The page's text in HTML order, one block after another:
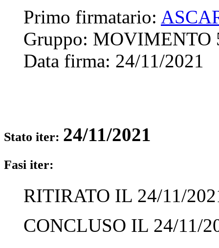
Primo firmatario:
Gruppo: MOVIMENTO
Data firma: 24/11/2021
Stato iter: 24/11/2021
Fasi iter:
RITIRATO IL 24/11/
CONCLUSO IL 24/11/